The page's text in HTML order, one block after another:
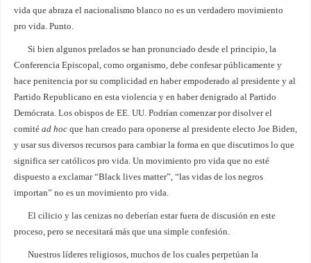
vida que abraza el nacionalismo blanco no es un verdadero movimiento
pro vida. Punto.
Si bien algunos prelados se han pronunciado desde el principio, la
Conferencia Episcopal, como organismo, debe confesar públicamente y
hace penitencia por su complicidad en haber empoderado al presidente y al
Partido Republicano en esta violencia y en haber denigrado al Partido
Demócrata. Los obispos de EE. UU. Podrían comenzar por disolver el
comité ad hocque han creado para oponerse al presidente electo Joe Biden,
y usar sus diversos recursos para cambiar la forma en que discutimos lo que
significa ser católicos pro vida. Un movimiento pro vida que no esté
dispuesto a exclamar “Black lives matter”, “las vidas de los negros
importan” no es un movimiento pro vida.
El cilicio y las cenizas no deberían estar fuera de discusión en este
proceso, pero se necesitará más que una simple confesión.
Nuestros líderes religiosos, muchos de los cuales perpetúan la